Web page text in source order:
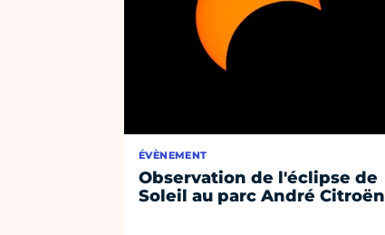
ÉVÈNEMENT
Observation de l'éclipse de
Soleil au parc André Citroën